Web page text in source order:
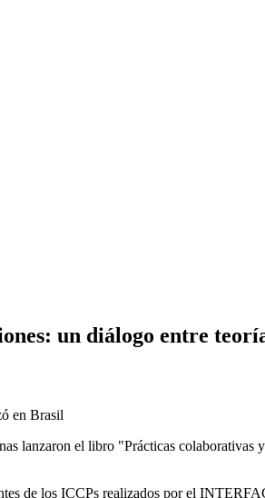
un diálogo entre
lanzaron el libro "Prácticas colaborativas
de los ICCPs realizados por el